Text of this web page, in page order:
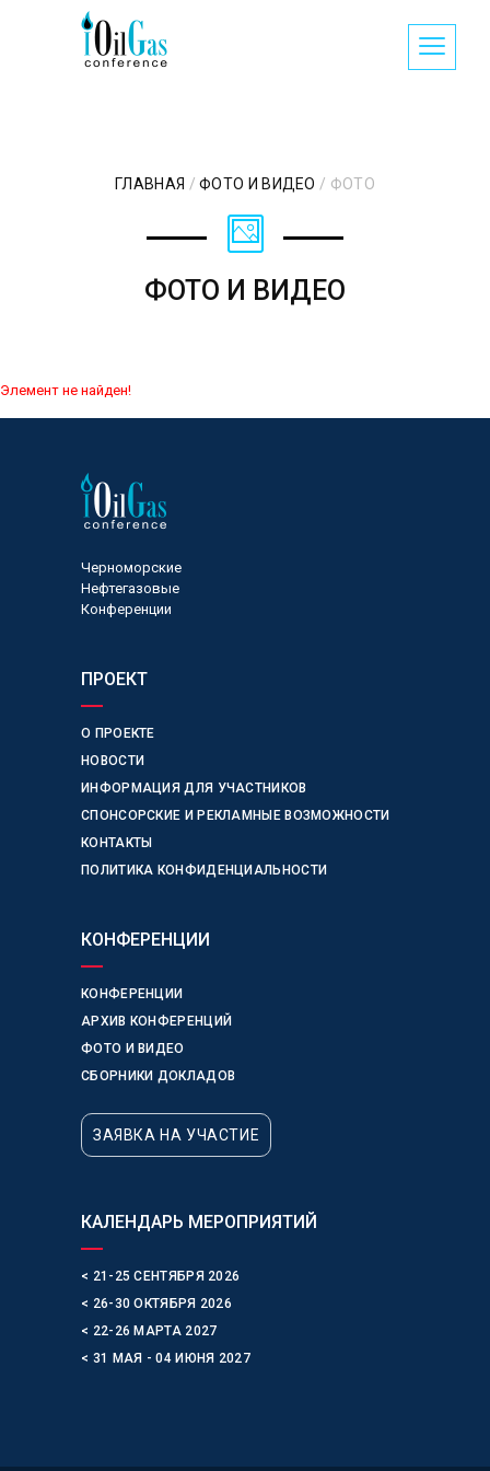
ГЛАВНАЯ /ФОТО И ВИДЕО / ФОТО
ФОТО И ВИДЕО
Элемент не найден!
Черноморские
Нефтегазовые
Конференции
ПРОЕКТ
О ПРОЕКТЕ
НОВОСТИ
ИНФОРМАЦИЯ ДЛЯ УЧАСТНИКОВ
СПОНСОРСКИЕ И РЕКЛАМНЫЕ ВОЗМОЖНОСТИ
КОНТАКТЫ
ПОЛИТИКА КОНФИДЕНЦИАЛЬНОСТИ
КОНФЕРЕНЦИИ
КОНФЕРЕНЦИИ
АРХИВ КОНФЕРЕНЦИЙ
ФОТО И ВИДЕО
СБОРНИКИ ДОКЛАДОВ
ЗАЯВКА НА УЧАСТИЕ
КАЛЕНДАРЬ МЕРОПРИЯТИЙ
< 21-25 СЕНТЯБРЯ 2026
< 26-30 ОКТЯБРЯ 2026
< 22-26 МАРТА 2027
< 31 МАЯ - 04 ИЮНЯ 2027